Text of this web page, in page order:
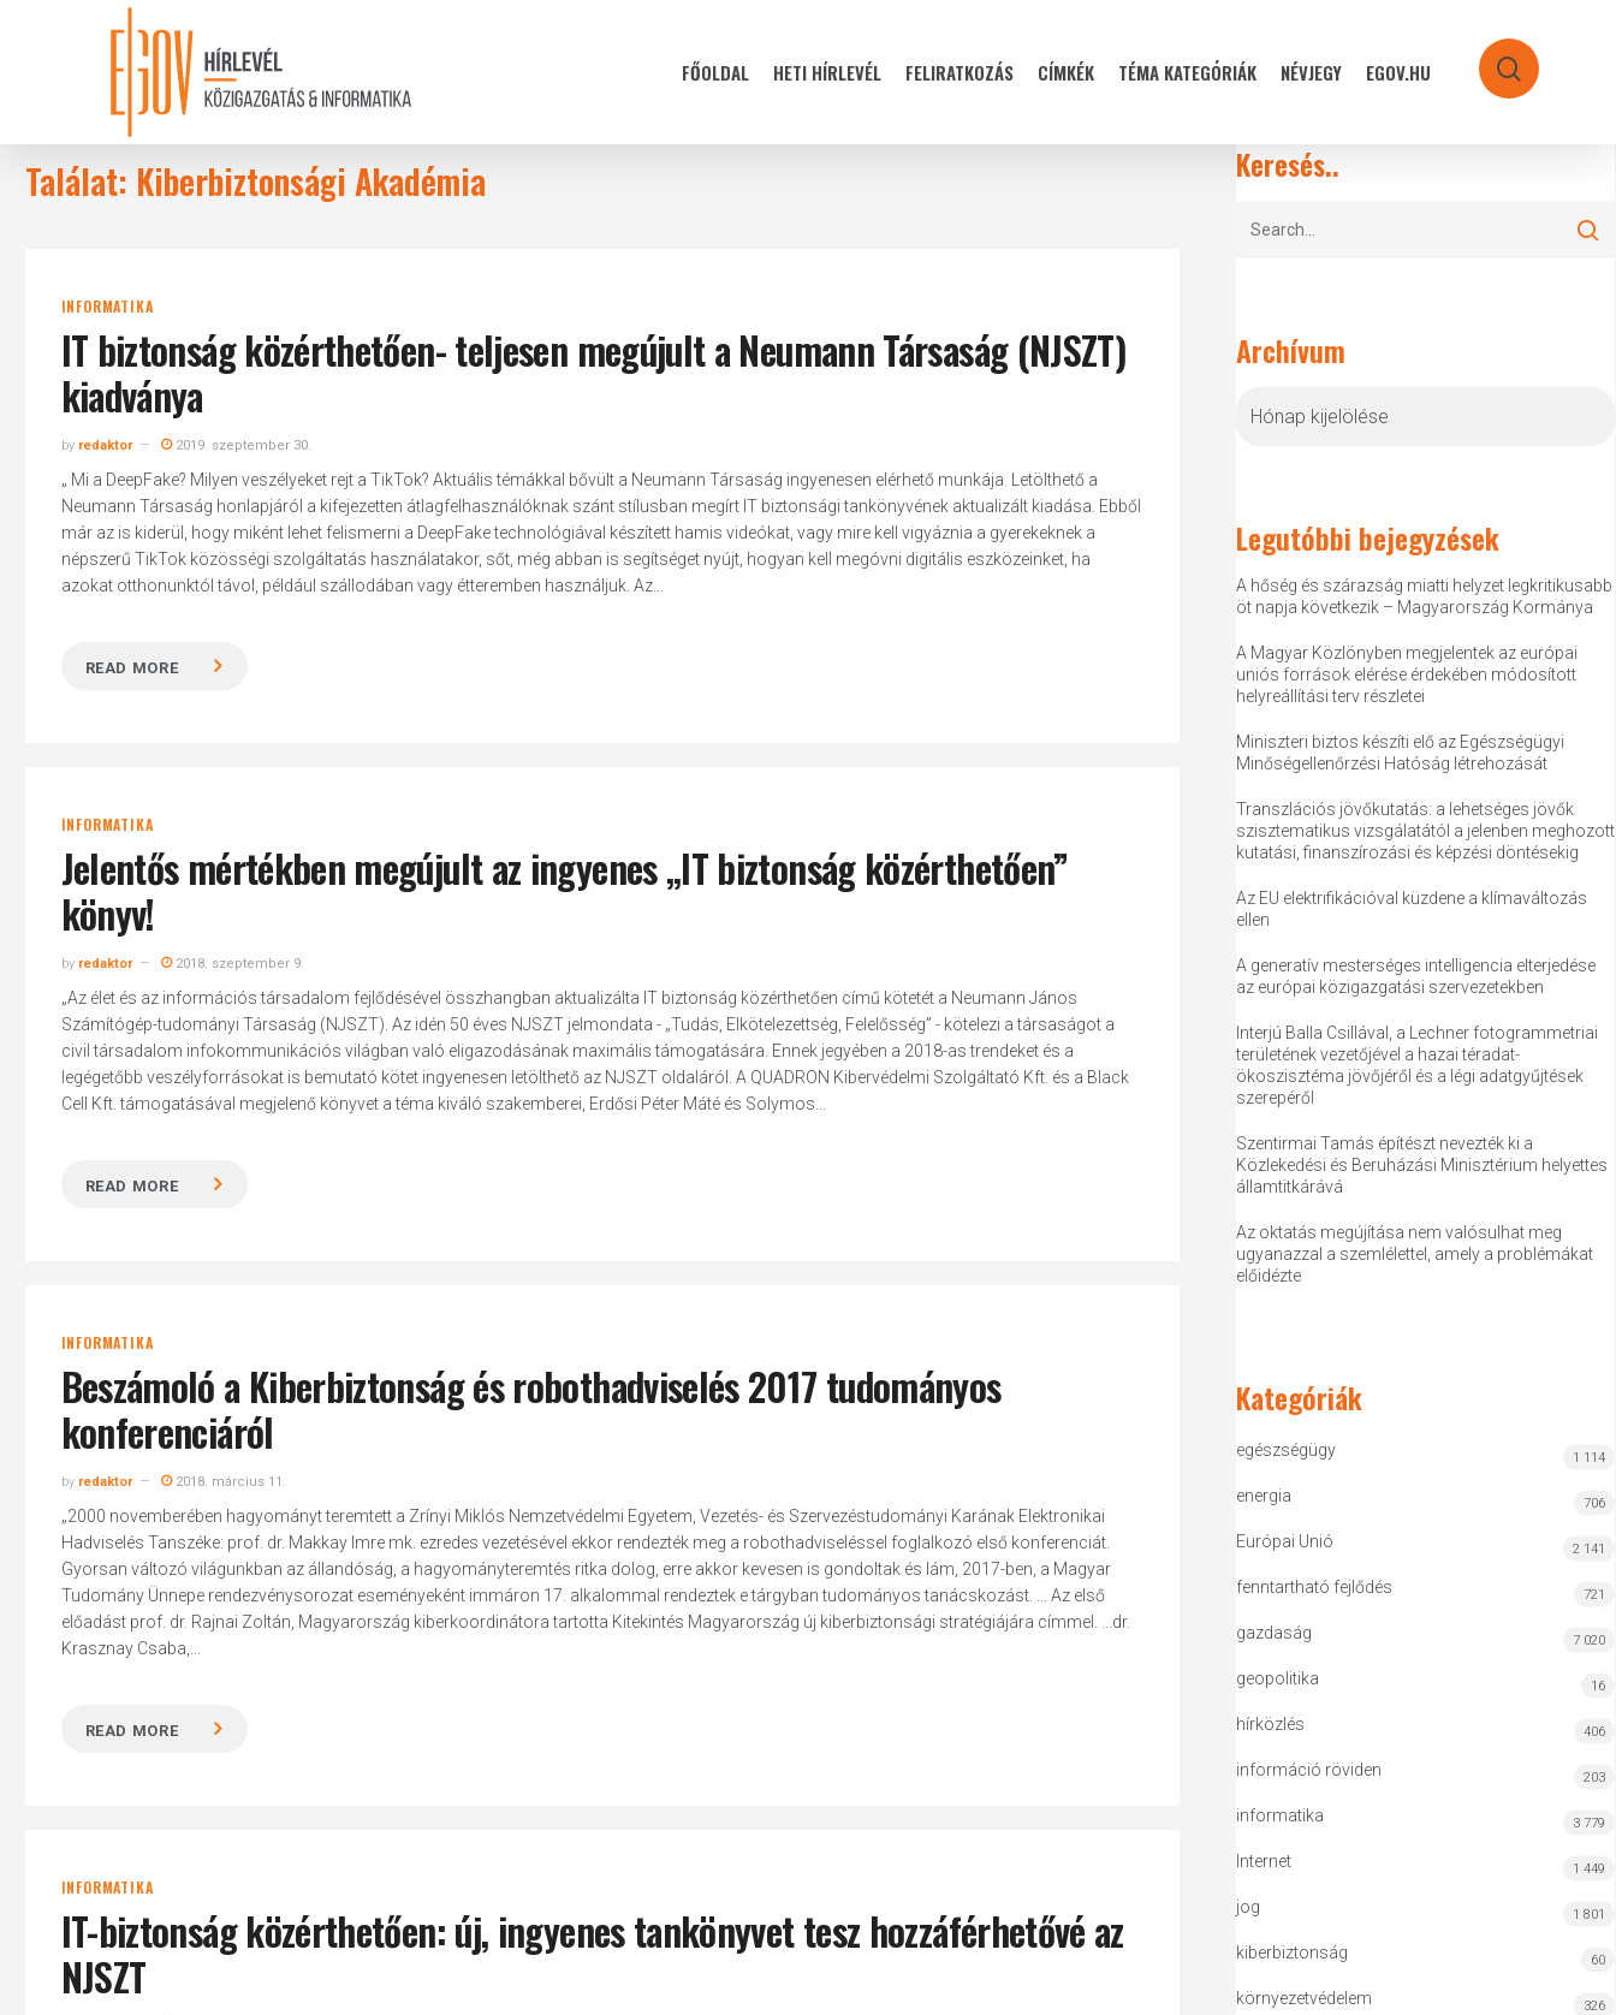
FŐOLDAL HETI HÍRLEVÉL FELIRATKOZÁS CÍMKÉK TÉMA KATEGÓRIÁK NÉVJEGY EGOV.HU search
Találat: Kiberbiztonsági Akadémia
INFORMATIKA
IT biztonság közérthetően- teljesen megújult a Neumann Társaság (NJSZT)
kiadványa
by redaktor 2019. szeptember 30.
„ Mi a DeepFake? Milyen veszélyeket rejt a TikTok? Aktuális témákkal bővült a Neumann Társaság ingyenesen elérhető munkája. Letölthető a
Neumann Társaság honlapjáról a kifejezetten átlagfelhasználóknak szánt stílusban megírt IT biztonsági tankönyvének aktualizált kiadása. Ebből
már az is kiderül, hogy miként lehet felismerni a DeepFake technológiával készített hamis videókat, vagy mire kell vigyáznia a gyerekeknek a
népszerű TikTok közösségi szolgáltatás használatakor, sőt, még abban is segítséget nyújt, hogyan kell megóvni digitális eszközeinket, ha
azokat otthonunktól távol, például szállodában vagy étteremben használjuk. Az...
READ MORE
INFORMATIKA
Jelentős mértékben megújult az ingyenes „IT biztonság közérthetően”
könyv!
by redaktor 2018. szeptember 9.
„Az élet és az információs társadalom fejlődésével összhangban aktualizálta IT biztonság közérthetően című kötetét a Neumann János
Számítógép-tudományi Társaság (NJSZT). Az idén 50 éves NJSZT jelmondata - „Tudás, Elkötelezettség, Felelősség” - kötelezi a társaságot a
civil társadalom infokommunikációs világban való eligazodásának maximális támogatására. Ennek jegyében a 2018-as trendeket és a
legégetőbb veszélyforrásokat is bemutató kötet ingyenesen letölthető az NJSZT oldaláról. A QUADRON Kibervédelmi Szolgáltató Kft. és a Black
Cell Kft. támogatásával megjelenő könyvet a téma kiváló szakemberei, Erdősi Péter Máté és Solymos...
READ MORE
INFORMATIKA
Beszámoló a Kiberbiztonság és robothadviselés 2017 tudományos
konferenciáról
by redaktor 2018. március 11.
„2000 novemberében hagyományt teremtett a Zrínyi Miklós Nemzetvédelmi Egyetem, Vezetés- és Szervezéstudományi Karának Elektronikai
Hadviselés Tanszéke: prof. dr. Makkay Imre mk. ezredes vezetésével ekkor rendezték meg a robothadviseléssel foglalkozó első konferenciát.
Gyorsan változó világunkban az állandóság, a hagyományteremtés ritka dolog, erre akkor kevesen is gondoltak és lám, 2017-ben, a Magyar
Tudomány Ünnepe rendezvénysorozat eseményeként immáron 17. alkalommal rendeztek e tárgyban tudományos tanácskozást. ... Az első
előadást prof. dr. Rajnai Zoltán, Magyarország kiberkoordinátora tartotta Kitekintés Magyarország új kiberbiztonsági stratégiájára címmel. ...dr.
Krasznay Csaba,...
READ MORE
INFORMATIKA
IT-biztonság közérthetően: új, ingyenes tankönyvet tesz hozzáférhetővé az
NJSZT
Keresés..
Archívum
Legutóbbi bejegyzések
A hőség és szárazság miatti helyzet legkritikusabb
öt napja következik – Magyarország Kormánya
A Magyar Közlönyben megjelentek az európai
uniós források elérése érdekében módosított
helyreállítási terv részletei
Miniszteri biztos készíti elő az Egészségügyi
Minőségellenőrzési Hatóság létrehozását
Transzlációs jövőkutatás: a lehetséges jövők
szisztematikus vizsgálatától a jelenben meghozott
kutatási, finanszírozási és képzési döntésekig
Az EU elektrifikációval küzdene a klímaváltozás
ellen
A generatív mesterséges intelligencia elterjedése
az európai közigazgatási szervezetekben
Interjú Balla Csillával, a Lechner fotogrammetriai
területének vezetőjével a hazai téradat-
ökoszisztéma jövőjéről és a légi adatgyűjtések
szerepéről
Szentirmai Tamás építészt nevezték ki a
Közlekedési és Beruházási Minisztérium helyettes
államtitkárává
Az oktatás megújítása nem valósulhat meg
ugyanazzal a szemlélettel, amely a problémákat
előidézte
Kategóriák
egészségügy 1 114
energia 706
Európai Unió 2 141
fenntartható fejlődés 721
gazdaság 7 020
geopolitika 16
hírközlés 406
információ röviden 203
informatika 3 779
Internet 1 449
jog 1 801
kiberbiztonság 60
környezetvédelem 326